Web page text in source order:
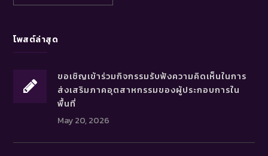
โพสต์ล่าสุด
ขอเชิญเข้าร่วมกิจกรรมรับฟังความคิดเห็นในการ
ส่งเสริมภาคอุตสาหกรรมของผู้ประกอบการใน
พื้นที่
May 20, 2026